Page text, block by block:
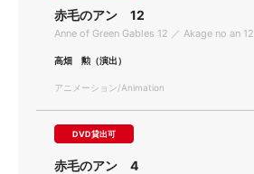
赤毛のアン 12
Anne of Green Gables 12 ／ Akage no an 12
高畑 勲（演出）
アニメーション/Animation
DVD貸出可
赤毛のアン 4